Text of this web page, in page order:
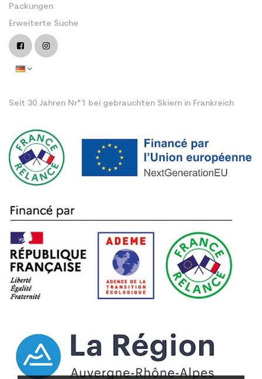
Packungen
Erweiterte Suche
Seit 30 Jahren Nr°1 bei gebrauchten Skiern in Frankreich